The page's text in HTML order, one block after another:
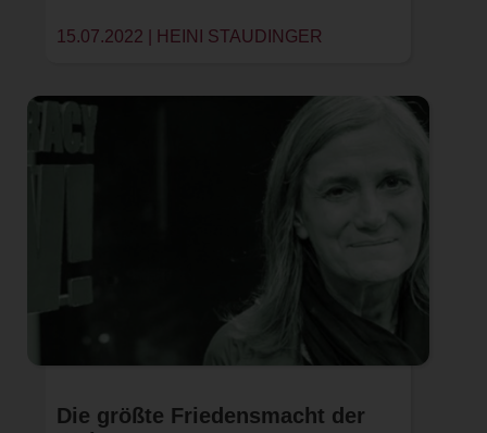
15.07.2022 | HEINI STAUDINGER
Die größte Friedensmacht der